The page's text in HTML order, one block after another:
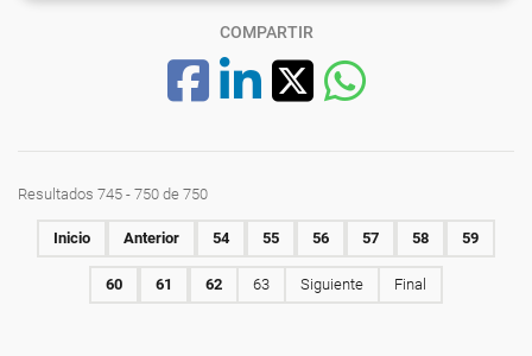
COMPARTIR
Resultados 745 - 750 de 750
Inicio Anterior 54 55 56 57 58 59
60 61 62 63 Siguiente Final